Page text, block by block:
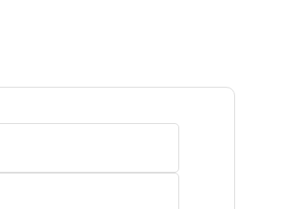
을 선택하는 것이 중요합니다.
고 대처할 수 있습니다.